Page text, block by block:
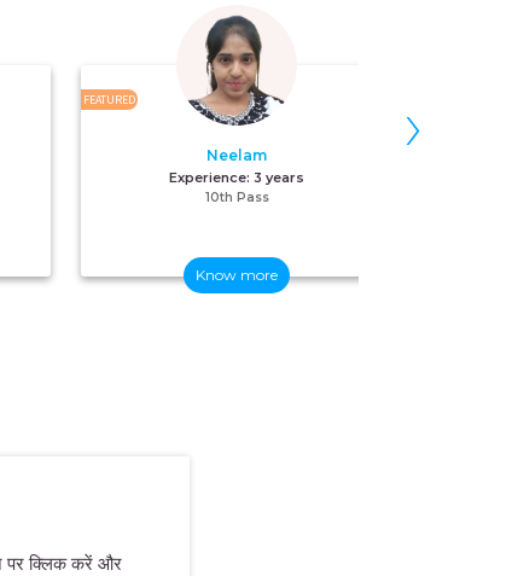
FEATURED
Neelam
Experience: 3 years
10th Pass
Know more
›
पर क्लिक करें और